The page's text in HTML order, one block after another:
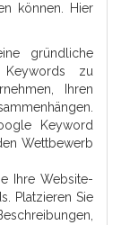
können. Hier
gründliche
zu
Ihren
Keyword
Wettbewerb
Ihre Website-
Platzieren Sie